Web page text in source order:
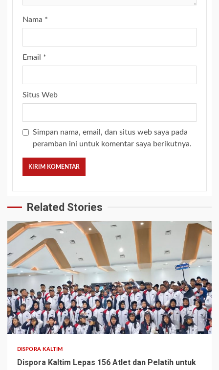
Nama *
Email *
Situs Web
Simpan nama, email, dan situs web saya pada
peramban ini untuk komentar saya berikutnya.
Related Stories
1 min read
DISPORA KALTIM
Dispora Kaltim Lepas 156 Atlet dan Pelatih untuk